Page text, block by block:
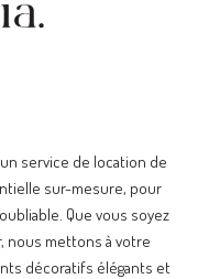
service de location de
sur-mesure, pour
Que vous soyez
nous mettons à votre
décoratifs élégants et